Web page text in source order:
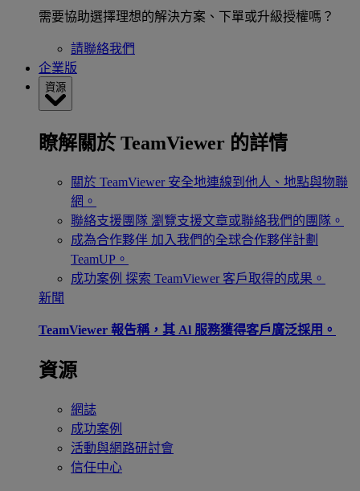
需要協助選擇理想的解決方案、下單或升級授權嗎？
請聯絡我們
企業版
資源
瞭解關於 TeamViewer 的詳情
關於 TeamViewer 安全地連線到他人、地點與物聯
網。
聯絡支援團隊 瀏覽支援文章或聯絡我們的團隊。
成為合作夥伴 加入我們的全球合作夥伴計劃
TeamUP。
成功案例 探索 TeamViewer 客戶取得的成果。
新聞
TeamViewer 報告稱，其 Al 服務獲得客戶廣泛採用。
資源
網誌
成功案例
活動與網路研討會
信任中心